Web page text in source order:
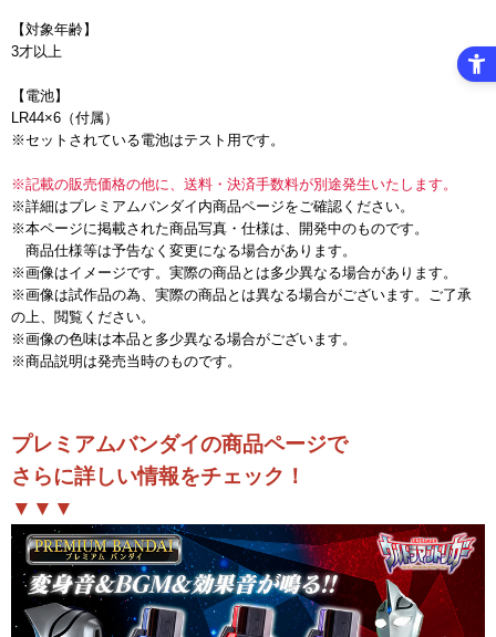
【対象年齢】
3才以上
【電池】
LR44×6（付属）
※セットされている電池はテスト用です。
※記載の販売価格の他に、送料・決済手数料が別途発生いたします。
※詳細はプレミアムバンダイ内商品ページをご確認ください。
※本ページに掲載された商品写真・仕様は、開発中のものです。
商品仕様等は予告なく変更になる場合があります。
※画像はイメージです。実際の商品とは多少異なる場合があります。
※画像は試作品の為、実際の商品とは異なる場合がございます。ご了承
の上、閲覧ください。
※画像の色味は本品と多少異なる場合がございます。
※商品説明は発売当時のものです。
プレミアムバンダイの商品ページで
さらに詳しい情報をチェック！
▼▼▼